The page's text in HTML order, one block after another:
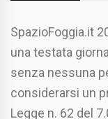
SpazioFoggia.it
una testata
senza nessuna
considerarsi un
Legge n. 62 del